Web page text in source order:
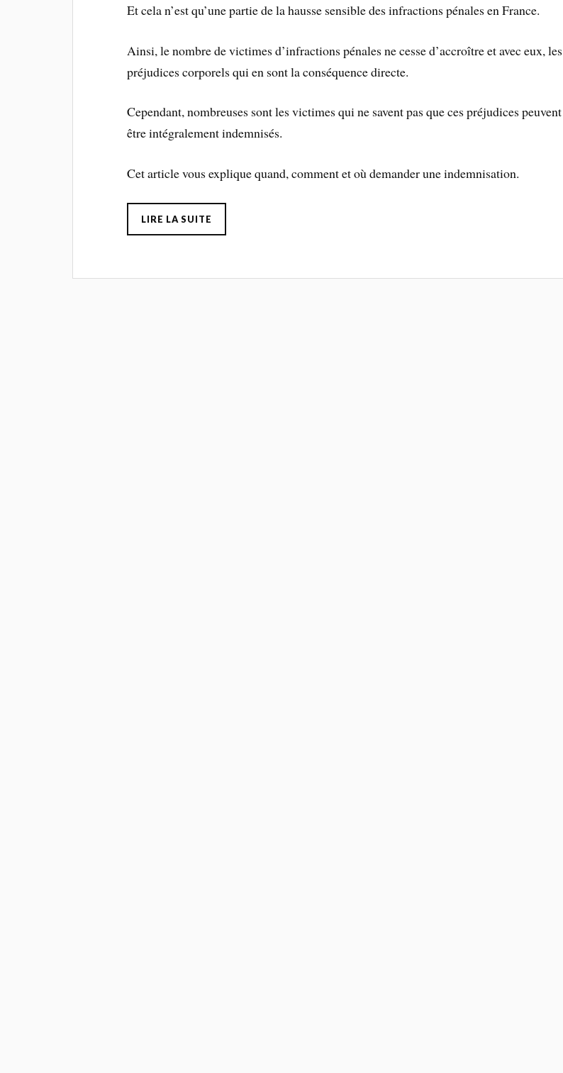
Et cela n’est qu’une partie de la hausse sensible des infractions pénales en France.
Ainsi, le nombre de victimes d’infractions pénales ne cesse d’accroître et avec eux, les
préjudices corporels qui en sont la conséquence directe.
Cependant, nombreuses sont les victimes qui ne savent pas que ces préjudices peuvent
être intégralement indemnisés.
Cet article vous explique quand, comment et où demander une indemnisation.
LIRE LA SUITE